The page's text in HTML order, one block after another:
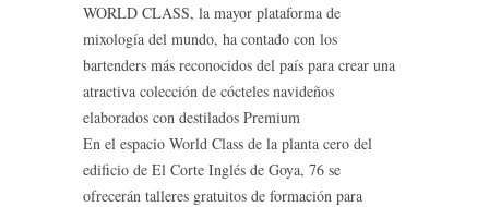
WORLD CLASS, la mayor plataforma de
mixología del mundo, ha contado con los
bartenders más reconocidos del país para crear una
atractiva colección de cócteles navideños
elaborados con destilados Premium
En el espacio World Class de la planta cero del
edificio de El Corte Inglés de Goya, 76 se
ofrecerán talleres gratuitos de formación para